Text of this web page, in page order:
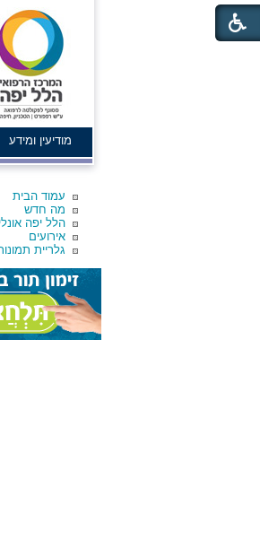
מודיעין ומידע
עמוד הבית
מה חדש
הלל יפה
אירועים
גלריית